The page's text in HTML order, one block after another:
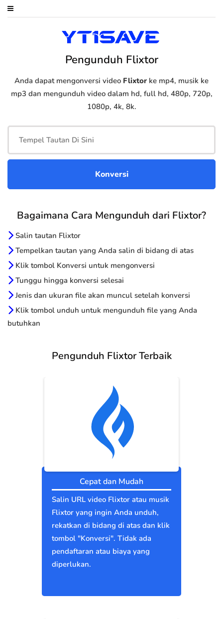
Pengunduh Flixtor
Anda dapat mengonversi video Flixtor ke mp4, musik ke
mp3 dan mengunduh video dalam hd, full hd, 480p, 720p,
1080p, 4k, 8k.
Bagaimana Cara Mengunduh dari Flixtor?
Salin tautan Flixtor
Tempelkan tautan yang Anda salin di bidang di atas
Klik tombol Konversi untuk mengonversi
Tunggu hingga konversi selesai
Jenis dan ukuran file akan muncul setelah konversi
Klik tombol unduh untuk mengunduh file yang Anda
butuhkan
Pengunduh Flixtor Terbaik
Cepat dan Mudah
Salin URL video Flixtor atau musik
Flixtor yang ingin Anda unduh,
rekatkan di bidang di atas dan klik
tombol "Konversi". Tidak ada
pendaftaran atau biaya yang
diperlukan.